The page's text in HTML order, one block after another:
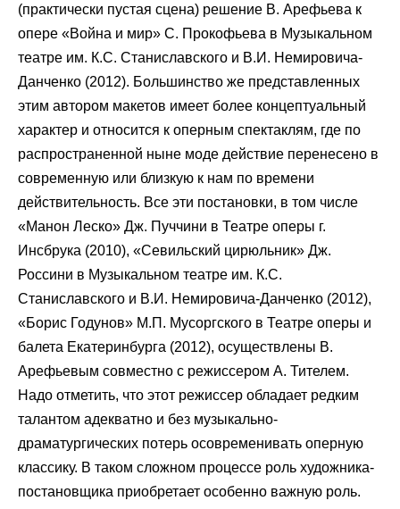
(практически пустая сцена) решение В. Арефьева к
опере «Война и мир» С. Прокофьева в Музыкальном
театре им. К.С. Станиславского и В.И. Немировича-
Данченко (2012). Большинство же представленных
этим автором макетов имеет более концептуальный
характер и относится к оперным спектаклям, где по
распространенной ныне моде действие перенесено в
современную или близкую к нам по времени
действительность. Все эти постановки, в том числе
«Манон Леско» Дж. Пуччини в Театре оперы г.
Инсбрука (2010), «Севильский цирюльник» Дж.
Россини в Музыкальном театре им. К.С.
Станиславского и В.И. Немировича-Данченко (2012),
«Борис Годунов» М.П. Мусоргского в Театре оперы и
балета Екатеринбурга (2012), осуществлены В.
Арефьевым совместно с режиссером А. Тителем.
Надо отметить, что этот режиссер обладает редким
талантом адекватно и без музыкально-
драматургических потерь осовременивать оперную
классику. В таком сложном процессе роль художника-
постановщика приобретает особенно важную роль.